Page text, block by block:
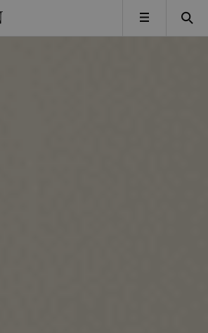
MENY